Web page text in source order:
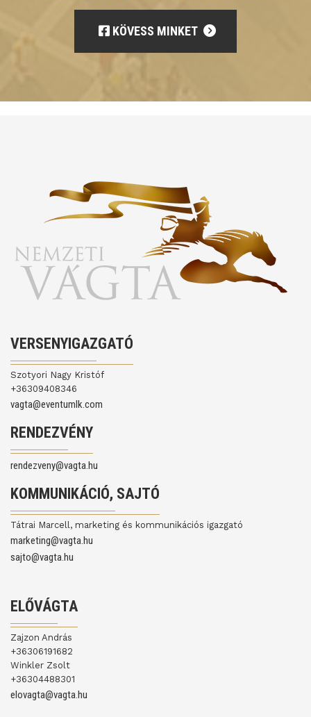
KÖVESS MINKET
VERSENYIGAZGATÓ
Szotyori Nagy Kristóf
+36309408346
vagta@eventumlk.com
RENDEZVÉNY
rendezveny@vagta.hu
KOMMUNIKÁCIÓ, SAJTÓ
Tátrai Marcell, marketing és kommunikációs igazgató
marketing@vagta.hu
sajto@vagta.hu
ELŐVÁGTA
Zajzon András
+36306191682
Winkler Zsolt
+36304488301
elovagta@vagta.hu